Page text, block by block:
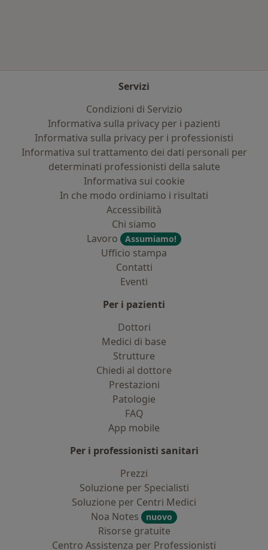
Servizi
Condizioni di Servizio
Informativa sulla privacy per i pazienti
Informativa sulla privacy per i professionisti
Informativa sul trattamento dei dati personali per
determinati professionisti della salute
Informativa sui cookie
In che modo ordiniamo i risultati
Accessibilità
Chi siamo
Lavoro
Assumiamo!
Ufficio stampa
Contatti
Eventi
Per i pazienti
Dottori
Medici di base
Strutture
Chiedi al dottore
Prestazioni
Patologie
FAQ
App mobile
Per i professionisti sanitari
Prezzi
Soluzione per Specialisti
Soluzione per Centri Medici
Noa Notes
nuovo
Risorse gratuite
Centro Assistenza per Professionisti